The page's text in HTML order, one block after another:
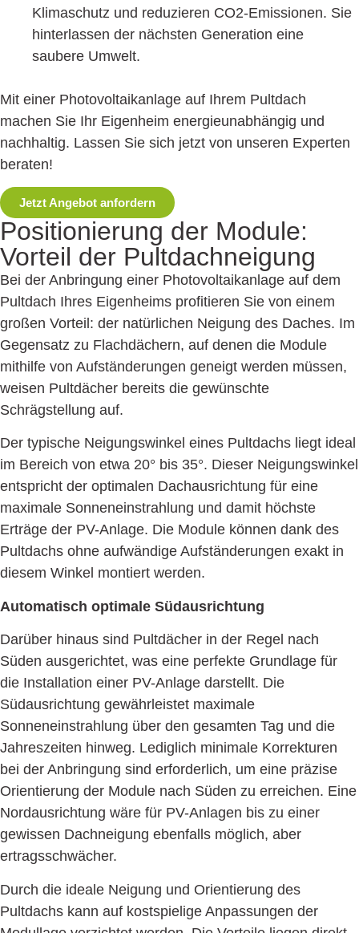
Klimaschutz und reduzieren CO2-Emissionen. Sie
hinterlassen der nächsten Generation eine
saubere Umwelt.
Mit einer Photovoltaikanlage auf Ihrem Pultdach
machen Sie Ihr Eigenheim energieunabhängig und
nachhaltig. Lassen Sie sich jetzt von unseren Experten
beraten!
Jetzt Angebot anfordern
Positionierung der Module:
Vorteil der Pultdachneigung
Bei der Anbringung einer Photovoltaikanlage auf dem
Pultdach Ihres Eigenheims profitieren Sie von einem
großen Vorteil: der natürlichen Neigung des Daches. Im
Gegensatz zu Flachdächern, auf denen die Module
mithilfe von Aufständerungen geneigt werden müssen,
weisen Pultdächer bereits die gewünschte
Schrägstellung auf.
Der typische Neigungswinkel eines Pultdachs liegt ideal
im Bereich von etwa 20° bis 35°. Dieser Neigungswinkel
entspricht der optimalen Dachausrichtung für eine
maximale Sonneneinstrahlung und damit höchste
Erträge der PV-Anlage. Die Module können dank des
Pultdachs ohne aufwändige Aufständerungen exakt in
diesem Winkel montiert werden.
Automatisch optimale Südausrichtung
Darüber hinaus sind Pultdächer in der Regel nach
Süden ausgerichtet, was eine perfekte Grundlage für
die Installation einer PV-Anlage darstellt. Die
Südausrichtung gewährleistet maximale
Sonneneinstrahlung über den gesamten Tag und die
Jahreszeiten hinweg. Lediglich minimale Korrekturen
bei der Anbringung sind erforderlich, um eine präzise
Orientierung der Module nach Süden zu erreichen. Eine
Nordausrichtung wäre für PV-Anlagen bis zu einer
gewissen Dachneigung ebenfalls möglich, aber
ertragsschwächer.
Durch die ideale Neigung und Orientierung des
Pultdachs kann auf kostspielige Anpassungen der